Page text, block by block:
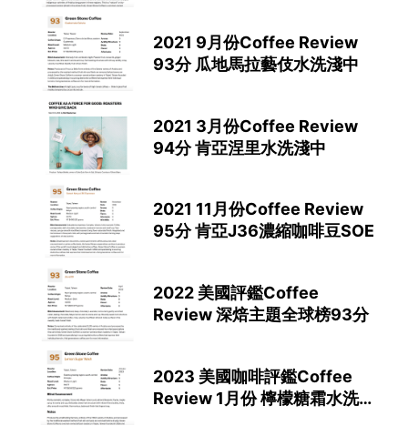
2021 9月份Coffee Review
93分 瓜地馬拉藝伎水洗淺中
2021 3月份Coffee Review
94分 肯亞涅里水洗淺中
2021 11月份Coffee Review
95分 肯亞J36濃縮咖啡豆SOE
2022 美國評鑑Coffee
Review 深焙主題全球榜93分
2023 美國咖啡評鑑Coffee
Review 1月份 檸檬糖霜水洗